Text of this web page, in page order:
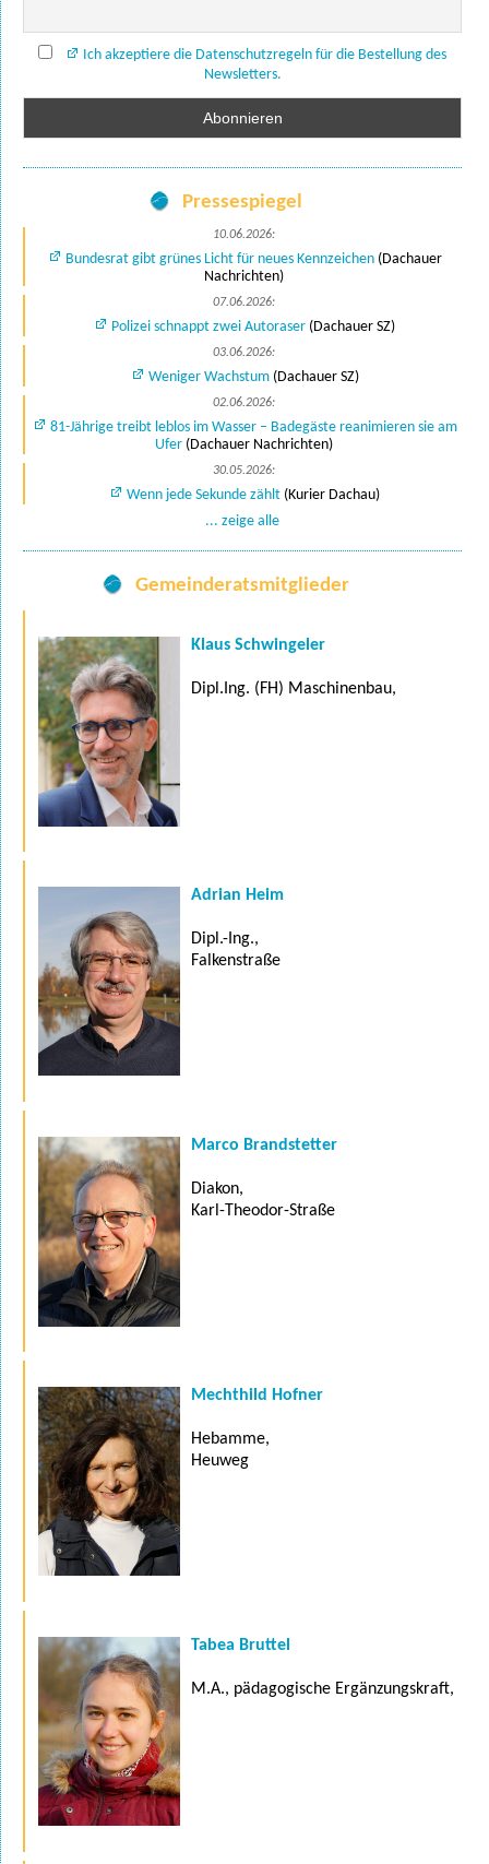
Ich akzeptiere die Datenschutzregeln für die Bestellung des
Newsletters.
Pressespiegel
10.06.2026:
Bundesrat gibt grünes Licht für neues Kennzeichen(Dachauer
Nachrichten)
07.06.2026:
Polizei schnappt zwei Autoraser (Dachauer SZ)
03.06.2026:
Weniger Wachstum(Dachauer SZ)
02.06.2026:
81-Jährige treibt leblos im Wasser – Badegäste reanimieren sie am
Ufer(Dachauer Nachrichten)
30.05.2026:
Wenn jede Sekunde zählt (Kurier Dachau)
... zeige alle
Gemeinderatsmitglieder
Klaus Schwingeler
Dipl.Ing. (FH) Maschinenbau,
Adrian Heim
Dipl.-Ing.,
Falkenstraße
Marco Brandstetter
Diakon,
Karl-Theodor-Straße
Mechthild Hofner
Hebamme,
Heuweg
Tabea Bruttel
M.A., pädagogische Ergänzungskraft,